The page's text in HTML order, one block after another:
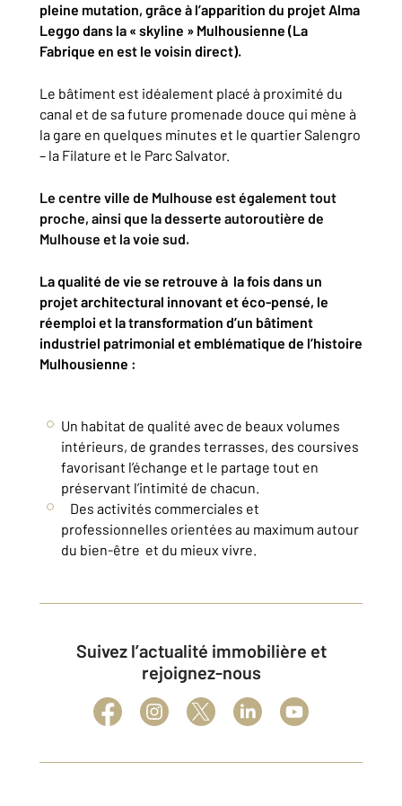
pleine mutation, grâce à l’apparition du projet Alma
Leggo dans la « skyline » Mulhousienne (La
Fabrique en est le voisin direct).
Le bâtiment est idéalement placé à proximité du
canal et de sa future promenade douce qui mène à
la gare en quelques minutes et le quartier Salengro
– la Filature et le Parc Salvator.
Le centre ville de Mulhouse est également tout
proche, ainsi que la desserte autoroutière de
Mulhouse et la voie sud.
La qualité de vie se retrouve à la fois dans un
projet architectural innovant et éco-pensé, le
réemploi et la transformation d’un bâtiment
industriel patrimonial et emblématique de l’histoire
Mulhousienne :
Un habitat de qualité avec de beaux volumes
intérieurs, de grandes terrasses, des coursives
favorisant l’échange et le partage tout en
préservant l’intimité de chacun.
Des activités commerciales et
professionnelles orientées au maximum autour
du bien-être et du mieux vivre.
Suivez l’actualité immobilière et
rejoignez-nous